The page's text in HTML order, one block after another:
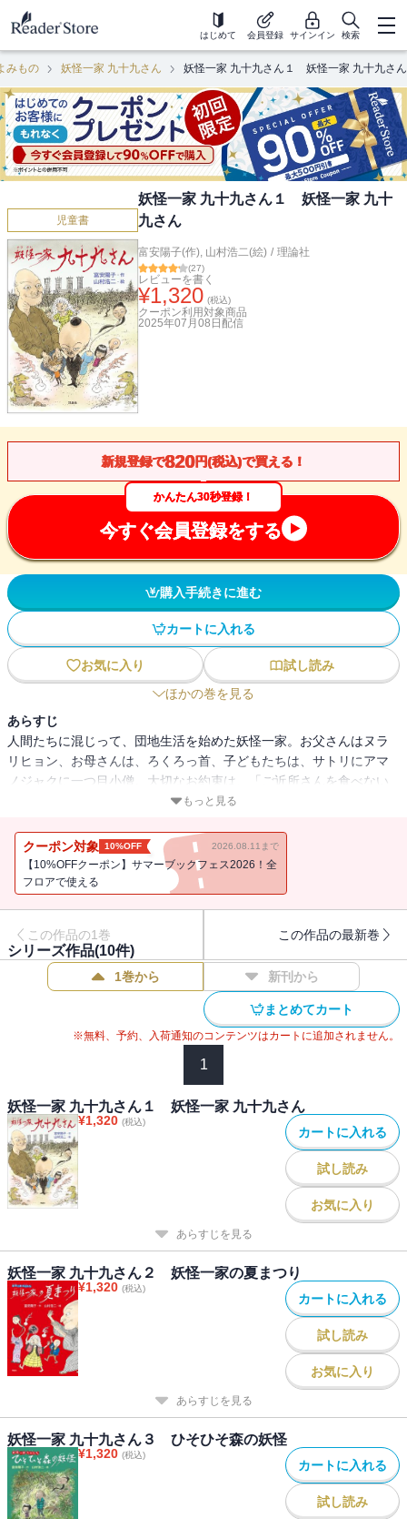
はじめて 会員登録 サインイン 検索
みもの 妖怪一家 九十九さん 妖怪一家 九十九さん１ 妖怪一家 九十九さん
児童書
妖怪一家 九十九さん１ 妖怪一家 九十
九さん
富安陽子(作), 山村浩二(絵) / 理論社
(27)
レビューを書く
¥1,320 (税込)
クーポン利用対象商品
2025年07月08日 配信
新規登録で820円(税込)で買える！
かんたん30秒登録！
今すぐ会員登録をする
購入手続きに進む
カートに入れる
お気に入り
試し読み
ほかの巻を見る
あらすじ
人間たちに混じって、団地生活を始めた妖怪一家。お父さんはヌラ
リヒョン、お母さんは、ろくろっ首、子どもたちは、サトリにアマ
ノジャクに一つ目小僧。大切なお約束は、「ご近所さんを食べない
もっと見る
クーポン対象 10%OFF 2026.08.11まで
【10%OFFクーポン】サマーブックフェス2026！全
フロアで使える
この作品の1巻 この作品の最新巻
シリーズ作品(10件)
1巻から 新刊から
まとめてカート
※無料、予約、入荷通知のコンテンツはカートに追加されません。
1
妖怪一家 九十九さん１ 妖怪一家 九十九さん
¥1,320 (税込)
カートに入れる
試し読み
お気に入り
あらすじを見る
妖怪一家 九十九さん２ 妖怪一家の夏まつり
¥1,320 (税込)
カートに入れる
試し読み
お気に入り
あらすじを見る
妖怪一家 九十九さん３ ひそひそ森の妖怪
¥1,320 (税込)
カートに入れる
試し読み